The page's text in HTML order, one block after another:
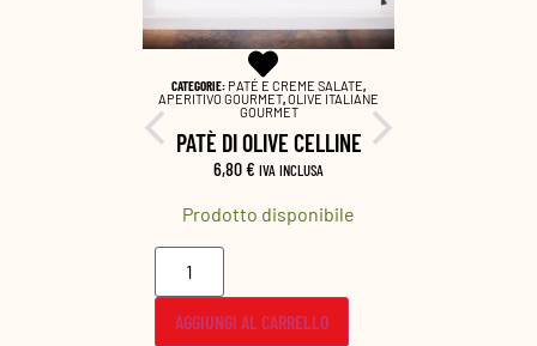
CATEGORIE: PATÉ E CREME SALATE,
APERITIVO GOURMET,OLIVE ITALIANE
GOURMET
PATÈ DI OLIVE CELLINE
6,80€ IVA INCLUSA
Prodotto disponibile
AGGIUNGI AL CARRELLO